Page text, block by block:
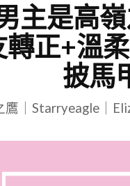
主是高
正+溫
披馬
鷹｜Starryeagle｜